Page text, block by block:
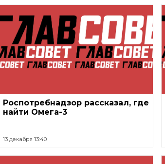
Роспотребнадзор рассказал, где
найти Омега-3
13 декабря 13:40